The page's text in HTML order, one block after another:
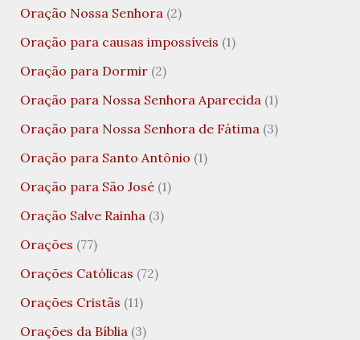
Oração Nossa Senhora (2)
Oração para causas impossíveis (1)
Oração para Dormir(2)
Oração para Nossa Senhora Aparecida (1)
Oração para Nossa Senhora de Fátima (3)
Oração para Santo Antônio (1)
Oração para São José(1)
Oração Salve Rainha (3)
Orações (77)
Orações Católicas (72)
Orações Cristãs (11)
Orações da Bíblia (3)